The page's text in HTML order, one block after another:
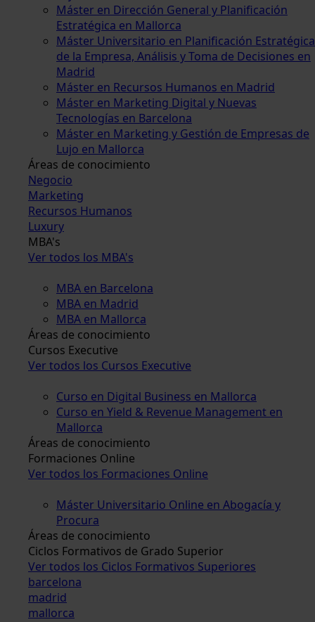
Máster en Dirección General y Planificación
Estratégica en Mallorca
Máster Universitario en Planificación Estratégica
de la Empresa, Análisis y Toma de Decisiones en
Madrid
Máster en Recursos Humanos en Madrid
Máster en Marketing Digital y Nuevas
Tecnologías en Barcelona
Máster en Marketing y Gestión de Empresas de
Lujo en Mallorca
Áreas de conocimiento
Negocio
Marketing
Recursos Humanos
Luxury
MBA's
Ver todos los MBA's
MBA en Barcelona
MBA en Madrid
MBA en Mallorca
Áreas de conocimiento
Cursos Executive
Ver todos los Cursos Executive
Curso en Digital Business en Mallorca
Curso en Yield & Revenue Management en
Mallorca
Áreas de conocimiento
Formaciones Online
Ver todos los Formaciones Online
Máster Universitario Online en Abogacía y
Procura
Áreas de conocimiento
Ciclos Formativos de Grado Superior
Ver todos los Ciclos Formativos Superiores
barcelona
madrid
mallorca